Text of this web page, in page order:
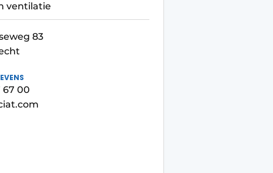
ventilatie
83
67 00